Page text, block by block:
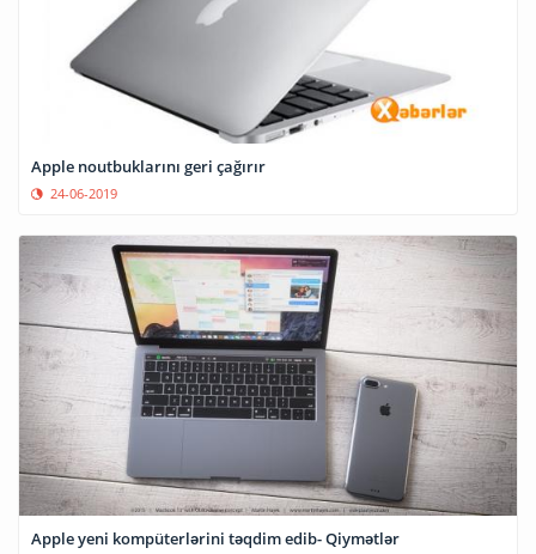
Apple noutbuklarını geri çağırır
24-06-2019
Apple yeni kompüterlərini təqdim edib- Qiymətlər